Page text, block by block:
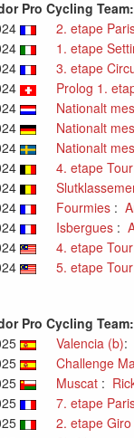
Pro Cycling Team:
2. etape
1. etape
3. etape
Prolog 1.
Nationalt
Nationalt
Nationalt
4. etape
Fourmies :
Isbergues :
4. etape
5. etape
Pro Cycling Team:
Valencia (b):
Challenge
Muscat :
7. etape
2. etape